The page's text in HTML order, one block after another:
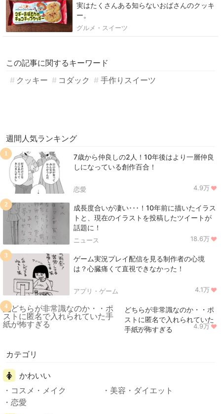
実はたくさんある知らないおばさんのクッキ
ー。
グルメ・スイーツ
この記事に関するキーワード
クッキー
コダック 手作りスイーツ
週間人気ランキング
7歳から仲良しの2人！10年後はより一層仲良
しになっている創作百合！
恋愛 4.9万
1
成長度合いが凄い･･･！10年前に描いたイラス
トと、現在のイラストを投稿したツイートが
話題に！
ニュース 18.6万
2
ゲーム実況プレイ配信を見る制作者の心境
は？心臓痛くて直視できなかった！
アプリ・ゲーム 4.1万
3
どちらが非常識なのか・・ポ
ストに匿名で入れられていた
手紙が怖すぎる
ニュース 4.9万
4
カテゴリ
かわいい
コスメ・メイク
美容・ダイエット
恋愛